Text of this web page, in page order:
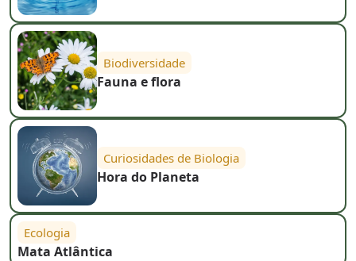
Biodiversidade
Fauna e flora
Curiosidades de Biologia
Hora do Planeta
Ecologia
Mata Atlântica